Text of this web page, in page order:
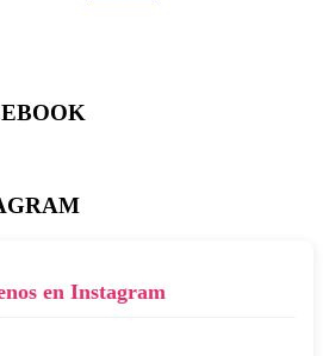
en Instagram